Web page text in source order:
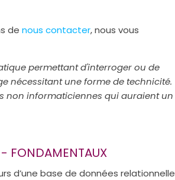
de nous contacter, nous vous
permettant d'interroger ou de
nécessitant une forme de technicité.
non informaticiennes qui auraient un
FONDAMENTAUX
d’une base de données relationnelle